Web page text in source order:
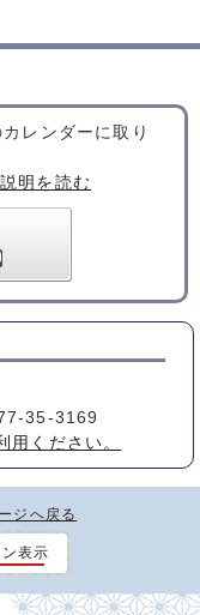
レンダーに取り
明を読む
35-3169
用ください。
ジへ戻る
表示